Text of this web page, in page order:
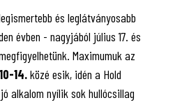
és leglátványosabb
évben - nagyjából július 17. és
Maximumuk az
14.közé esik, idén a Hold
alkalom nyílik sok hullócsillag